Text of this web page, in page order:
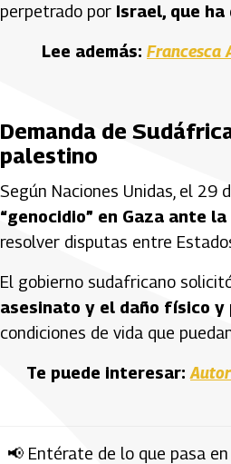
perpetrado por Israel, que
Lee además: Francesca
Demanda de
palestino
Según Naciones Unidas, el 29
“genocidio” en Gaza ante
resolver disputas entre
El gobierno sudafricano
asesinato y el daño físico
condiciones de vida que
Te puede interesar:
📢 Entérate de lo que pasa